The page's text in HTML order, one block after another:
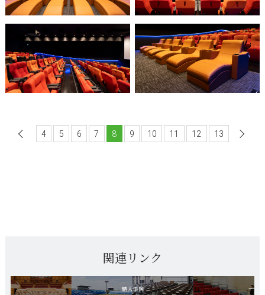
前へ
4 5 6 7 8 9 10 11 12 13
関連リンク